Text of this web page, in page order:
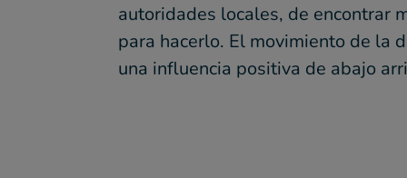
autoridades locales, de encontrar
para hacerlo. El movimiento de la
una influencia positiva de abajo